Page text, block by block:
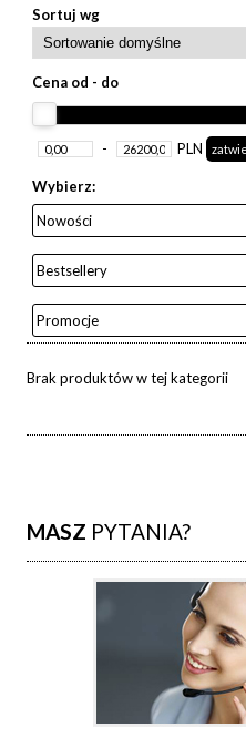
Sortuj wg
Cena od - do
- PLN
Wybierz:
Nowości
Bestsellery
Promocje
Brak produktów w tej kategorii
MASZ PYTANIA?